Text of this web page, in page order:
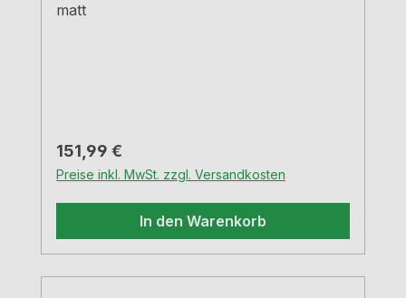
matt
Regulärer Preis:
151,99 €
Preise inkl. MwSt. zzgl. Versandkosten
In den Warenkorb